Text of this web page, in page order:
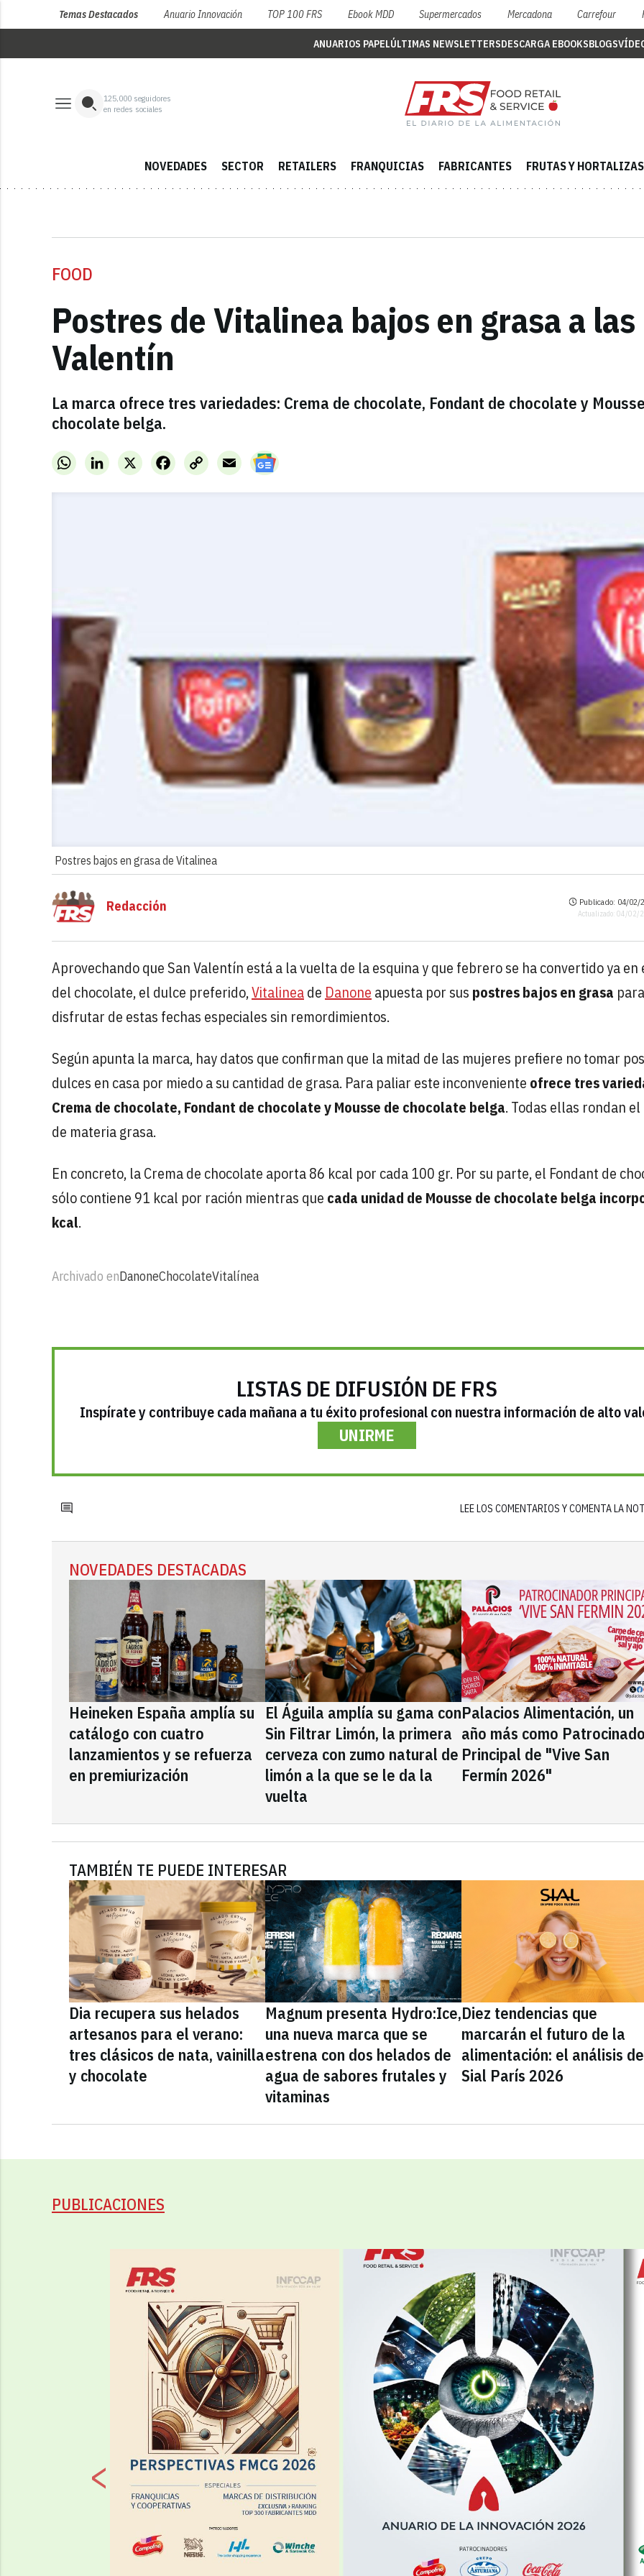
Temas Destacados Anuario Innovación TOP 100 FRS Ebook MDD Supermercados Mercadona Carrefour
ANUARIOS PAPELÚLTIMAS NEWSLETTERSDESCARGA EBOOKSBLOGS
125,000 seguidores
en redes sociales
NOVEDADES SECTOR RETAILERS FRANQUICIAS FABRICANTES FRUTAS Y HORTALIZAS
FOOD
Postres de Vitalinea bajos en grasa a
Valentín
La marca ofrece tres variedades: Crema de chocolate, Fondant de chocolate y
chocolate belga.
WhatsAppLinkedInX FacebookCopy
Link
Email
Postres bajos en grasa de Vitalinea
Redacción Publicado: 04/02/
Actualizado: 04/02/
Aprovechando que San Valentín está a la vuelta de la esquina y que febrero se ha convertido ya en
del chocolate, el dulce preferido,Vitalineade Danone apuesta por sus postres bajos en grasa para
disfrutar de estas fechas especiales sin remordimientos.
Según apunta la marca, hay datos que confirman que la mitad de las mujeres prefiere no tomar
dulces en casa por miedo a su cantidad de grasa. Para paliar este inconveniente ofrece tres
Crema de chocolate, Fondant de chocolate y Mousse de chocolate belga. Todas ellas rondan
de materia grasa.
En concreto, la Crema de chocolate aporta 86 kcal por cada 100 gr. Por su parte, el Fondant de
sólo contiene 91 kcal por ración mientras que cada unidad de Mousse de chocolate belga
kcal.
Archivado enDanoneChocolateVitalínea
LISTAS DE DIFUSIÓN DE FRS
Inspírate y contribuye cada mañana a tu éxito profesional con nuestra información de alto
UNIRME
LEE LOS COMENTARIOS Y COMENTA LA
NOVEDADES DESTACADAS
Heineken España amplía su
catálogo con cuatro
lanzamientos y se refuerza
en premiurización
El Águila amplía su gama con
Sin Filtrar Limón, la primera
cerveza con zumo natural de
limón a la que se le da la
vuelta
Palacios Alimentación, un
año más como
Principal de "Vive San
Fermín 2026"
TAMBIÉN TE PUEDE INTERESAR
Dia recupera sus helados
artesanos para el verano:
tres clásicos de nata, vainilla
y chocolate
Magnum presenta Hydro:Ice,
una nueva marca que se
estrena con dos helados de
agua de sabores frutales y
vitaminas
Diez tendencias que
marcarán el futuro de la
alimentación: el análisis de
Sial París 2026
PUBLICACIONES